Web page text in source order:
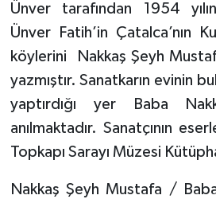
Ünver tarafından 1954
Ünver Fatih’in Çatalca’nın
köylerini
Nakkaş Şeyh
yazmıştır. Sanatkarın evinin
yaptırdığı yer Baba
anılmaktadır. Sanatçının
Topkapı Sarayı Müzesi
Nakkaş Şeyh Mustafa /